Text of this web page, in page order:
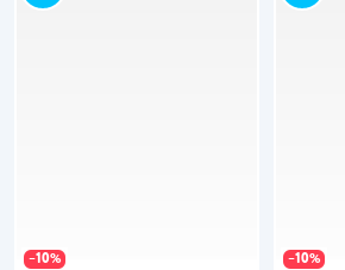
−10% −10%